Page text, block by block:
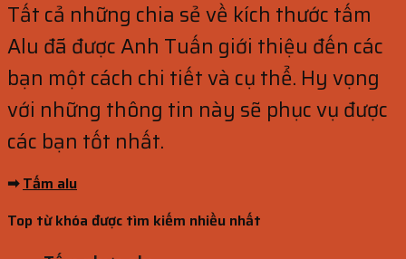
Tất cả những chia sẻ về kích thước tấm
Alu đã được Anh Tuấn giới thiệu đến các
bạn một cách chi tiết và cụ thể. Hy vọng
với những thông tin này sẽ phục vụ được
các bạn tốt nhất.
➡Tấm alu
Top từ khóa được tìm kiếm nhiều nhất